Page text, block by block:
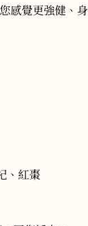
感覺更強健、身
、紅棗